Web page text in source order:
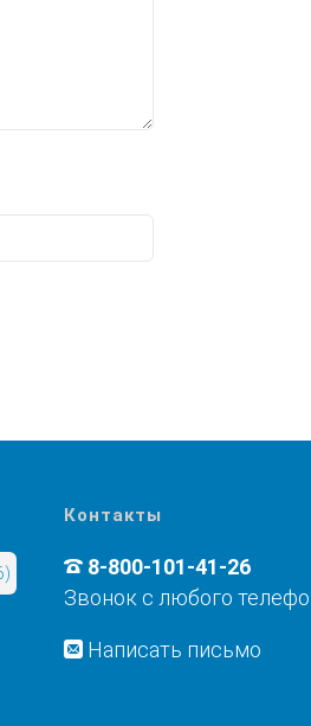
Контакты
8-800-101-41-26
Звонок с любого
Написать письмо